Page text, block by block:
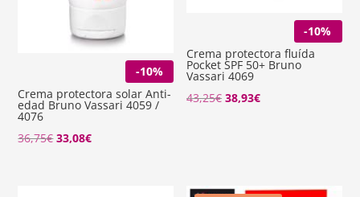
-10%
Crema protectora solar Anti-
edad Bruno Vassari 4059 /
4076
36,75€El
33,08€El
-10%
Crema protectora fluída
Pocket SPF 50+ Bruno
Vassari 4069
43,25€ El
38,93€El